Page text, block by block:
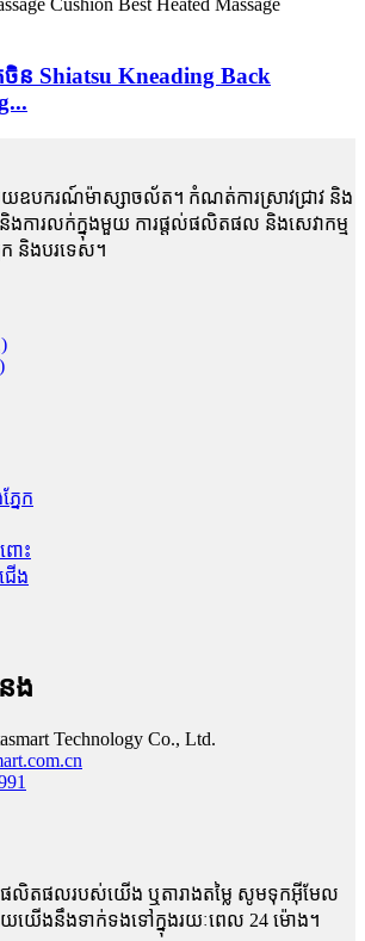
ចិន Shiatsu Kneading Back
ឧបករណ៍ម៉ាស្សាចល័ត។ កំណត់ការស្រាវជ្រាវ និង
ងការលក់ក្នុងមួយ ការផ្តល់ផលិតផល និងសេវាកម្ម
និងបរទេស។
នែក
ោះ
ើង
ង
Technology Co., Ltd.
លិតផលរបស់យើង ឬតារាងតម្លៃ សូមទុកអ៊ីមែល
យើងនឹងទាក់ទងទៅក្នុងរយៈពេល 24 ម៉ោង។